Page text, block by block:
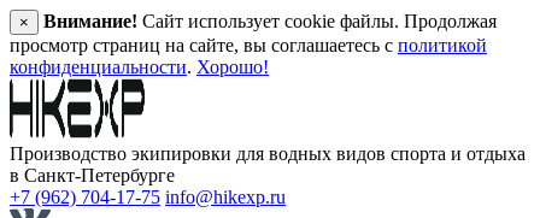
× Внимание! Сайт использует cookie файлы. Продолжая
просмотр страниц на сайте, вы соглашаетесь с политикой
конфиденциальности. Хорошо!
Производство экипировки для водных видов спорта и отдыха
в Санкт‑Петербурге
+7 (962) 704-17-75 info@hikexp.ru